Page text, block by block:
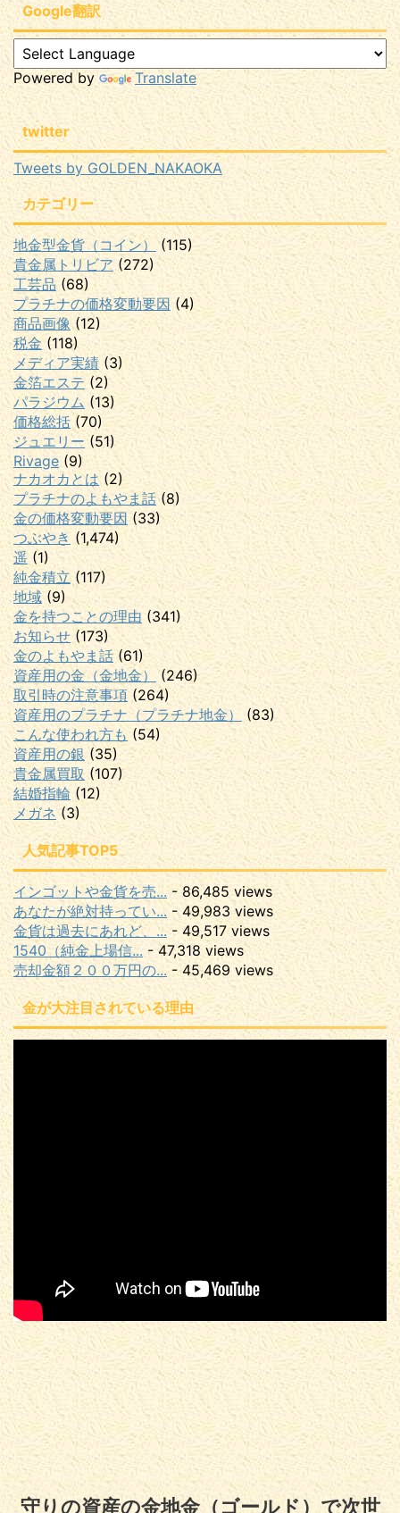
Google翻訳
Powered by Translate
twitter
Tweets by GOLDEN_NAKAOKA
カテゴリー
地金型金貨（コイン） (115)
貴金属トリビア (272)
工芸品 (68)
プラチナの価格変動要因 (4)
商品画像(12)
税金 (118)
メディア実績 (3)
金箔エステ(2)
パラジウム (13)
価格総括 (70)
ジュエリー (51)
Rivage (9)
ナカオカとは (2)
プラチナのよもやま話(8)
金の価格変動要因 (33)
つぶやき (1,474)
遥 (1)
純金積立 (117)
地域 (9)
金を持つことの理由 (341)
お知らせ (173)
金のよもやま話(61)
資産用の金（金地金） (246)
取引時の注意事項 (264)
資産用のプラチナ（プラチナ地金）
(83)
こんな使われ方も (54)
資産用の銀 (35)
貴金属買取 (107)
結婚指輪 (12)
メガネ (3)
人気記事TOP5
インゴットや金貨を売... - 86,485 views
あなたが絶対持ってい... - 49,983 views
金貨は過去にあれど、... - 49,517 views
1540（純金上場信... - 47,318 views
売却金額２００万円の... - 45,469 views
金が大注目されている理由
守りの資産の金地金（ゴールド）で次世